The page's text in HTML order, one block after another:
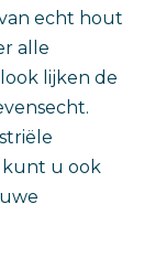
echt hout
alle
lijken de
kunt u ook